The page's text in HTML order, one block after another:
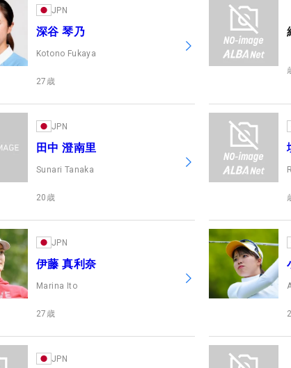
JPN
深谷 琴乃
Kotono Fukaya
27 歳
JPN
田中 澄南里
Sunari Tanaka
20 歳
JPN
伊藤 真利奈
Marina Ito
27 歳
JPN